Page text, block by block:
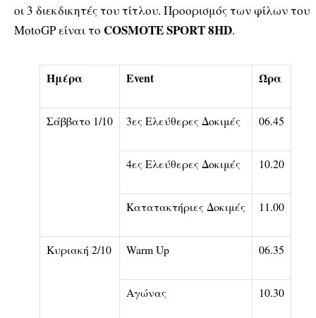
οι 3 διεκδικητές του τίτλου. Προορισμός των φίλων του
MotoGP είναι το COSMOTE SPORT 8HD.
Ημέρα Event Ώρα
Σάββατο 1/10 3ες Ελεύθερες Δοκιμές 06.45
4ες Ελεύθερες Δοκιμές 10.20
Κατατακτήριες Δοκιμές 11.00
Κυριακή 2/10 Warm Up 06.35
Αγώνας 10.30